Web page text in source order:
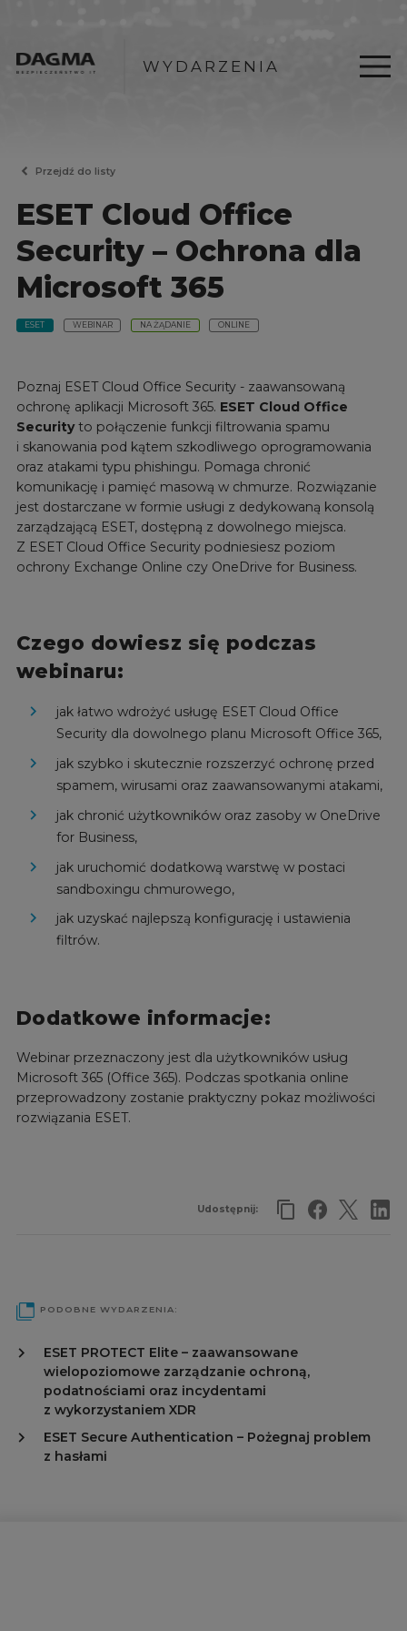
WYDARZENIA
Przejdź do listy
ESET Cloud Office
Security – Ochrona dla
Microsoft 365
ESET WEBINAR NA ŻĄDANIE ONLINE
Poznaj ESET Cloud Office Security - zaawansowaną
ochronę aplikacji Microsoft 365. ESET Cloud Office
Securityto połączenie funkcji filtrowania spamu
i skanowania pod kątem szkodliwego oprogramowania
oraz atakami typu phishingu. Pomaga chronić
komunikację i pamięć masową w chmurze. Rozwiązanie
jest dostarczane w formie usługi z dedykowaną konsolą
zarządzającą ESET, dostępną z dowolnego miejsca.
Z ESET Cloud Office Security podniesiesz poziom
ochrony Exchange Online czy OneDrive for Business.
Czego dowiesz się podczas
webinaru:
jak łatwo wdrożyć usługę ESET Cloud Office
Security dla dowolnego planu Microsoft Office 365,
jak szybko i skutecznie rozszerzyć ochronę przed
spamem, wirusami oraz zaawansowanymi atakami,
jak chronić użytkowników oraz zasoby w OneDrive
for Business,
jak uruchomić dodatkową warstwę w postaci
sandboxingu chmurowego,
jak uzyskać najlepszą konfigurację i ustawienia
filtrów.
Dodatkowe informacje:
Webinar przeznaczony jest dla użytkowników usług
Microsoft 365 (Office 365). Podczas spotkania online
przeprowadzony zostanie praktyczny pokaz możliwości
rozwiązania ESET.
Udostępnij:
PODOBNE WYDARZENIA:
ESET PROTECT Elite – zaawansowane
wielopoziomowe zarządzanie ochroną,
podatnościami oraz incydentami
z wykorzystaniem XDR
ESET Secure Authentication – Pożegnaj problem
z hasłami